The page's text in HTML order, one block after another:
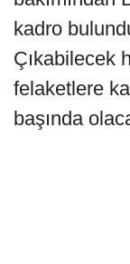
kadro
Çıkabilecek
felaketlere
başında